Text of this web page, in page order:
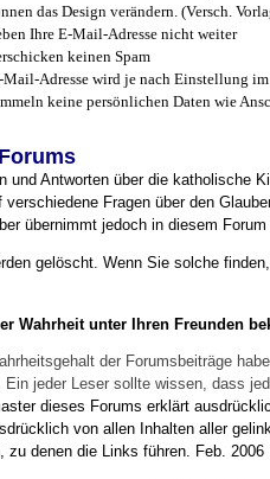
das Design verändern. (Versch.
Ihre E-Mail-Adresse nicht weiter
keinen Spam
Mail-Adresse wird je nach Einstellung
keine persönlichen Daten wie
und Antworten über die katholische
Fragen über den
übernimmt jedoch in diesem
gelöscht. Wenn Sie solche
Wahrheit unter Ihren Freunden
der Forumsbeiträge
jeder Leser sollte wissen, dass
dieses Forums erklärt
von allen Inhalten aller
zu denen die Links führen. Feb. 2006